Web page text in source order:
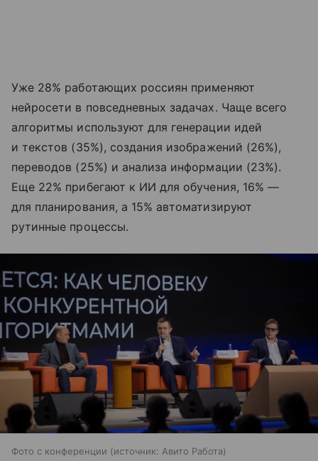
Уже 28% работающих россиян применяют
нейросети в повседневных задачах. Чаще всего
алгоритмы используют для генерации идей
и текстов (35%), создания изображений (26%),
переводов (25%) и анализа информации (23%).
Еще 22% прибегают к ИИ для обучения, 16% —
для планирования, а 15% автоматизируют
рутинные процессы.​
Фото с конференции источник: Авито Работа